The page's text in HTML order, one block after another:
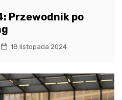
Przewodnik po
18 listopada 2024